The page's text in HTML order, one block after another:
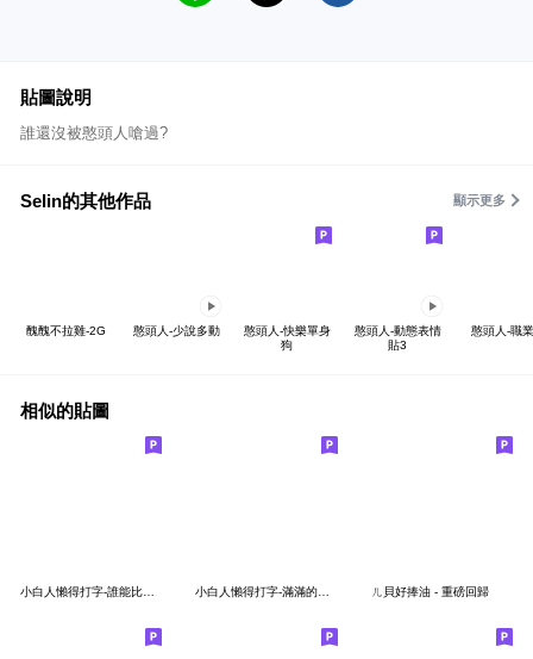
貼圖說明
誰還沒被憨頭人嗆過?
Selin的其他作品 顯示更多
醜醜不拉雞-2G 憨頭人-少說多動
憨頭人-快樂單身
狗
憨頭人-動態表情
貼3
憨頭人-職
相似的貼圖
小白人懶得打字-誰能比我廢(新版) 小白人懶得打字-滿滿的認同文字 ㄦ貝好捧油 - 重磅回歸